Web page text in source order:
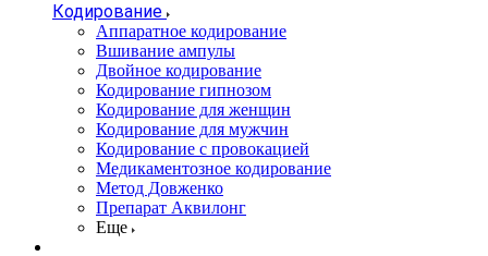
Кодирование
Аппаратное кодирование
Вшивание ампулы
Двойное кодирование
Кодирование гипнозом
Кодирование для женщин
Кодирование для мужчин
Кодирование с провокацией
Медикаментозное кодирование
Метод Довженко
Препарат Аквилонг
Еще